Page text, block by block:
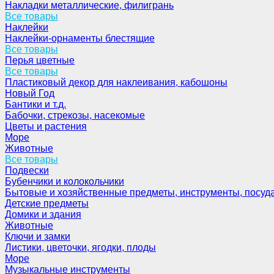
Накладки металлические, филигрань
Все товары
Наклейки
Наклейки-орнаменты блестящие
Все товары
Перья цветные
Все товары
Пластиковый декор для наклеивания, кабошоны
Новый Год
Бантики и т.д.
Бабочки, стрекозы, насекомые
Цветы и растения
Море
Животные
Все товары
Подвески
Бубенчики и колокольчики
Бытовые и хозяйственные предметы, инструменты,
Детские предметы
Домики и здания
Животные
Ключи и замки
Листики, цветочки, ягодки, плоды
Море
Музыкальные инструменты